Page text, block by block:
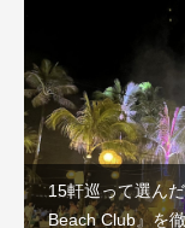
15軒巡って選ん
Beach Club』を